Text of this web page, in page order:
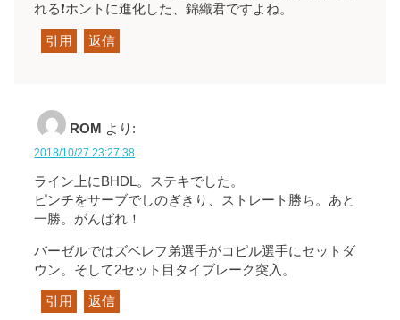
れる❗ホントに進化した、錦織君ですよね。
引用 返信
ROM より:
2018/10/27 23:27:38
ライン上にBHDL。ステキでした。
ピンチをサーブでしのぎきり、ストレート勝ち。あと
一勝。がんばれ！
バーゼルではズベレフ弟選手がコピル選手にセットダ
ウン。そして2セット目タイブレーク突入。
引用 返信